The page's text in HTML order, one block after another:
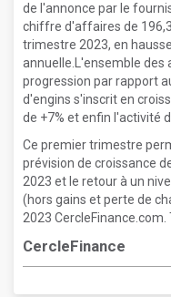
de l'annonce par le
chiffre d'affaires de
trimestre 2023, en
annuelle.L'ensemble des
progression par rapport
d'engins s'inscrit en
de +7% et enfin l'activité
Ce premier trimestre
prévision de croissance
2023 et le retour à un
(hors gains et perte de
2023 CercleFinance.com.
CercleFinance